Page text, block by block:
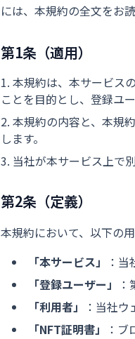
には、本規約の全文をお
第1条（適用）
本規約は、本サービス
ことを目的とし、登録ユ
本規約の内容と、本規
します。
当社が本サービス上で
第2条（定義）
本規約において、以下の
「本サービス」
：
「登録ユーザー」
「利用者」
：当社
「NFT証明書」
：